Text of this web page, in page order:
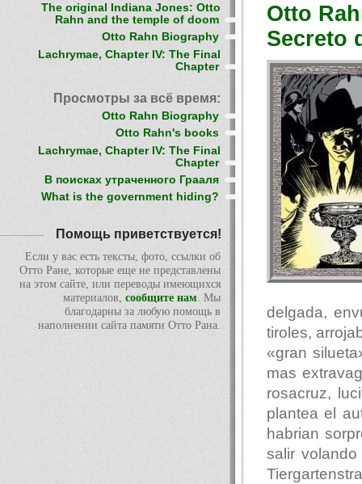
Otto
Secreto
delgada,
tiroles,
«gran
mas
rosacruz,
plantea el
habrian
salir
The original Indiana Jones: Otto
Rahn and the temple of doom
Otto Rahn Biography
Lachrymae, Chapter IV: The Final
Chapter
Просмотры за всё время:
Otto Rahn Biography
Otto Rahn's books
Lachrymae, Chapter IV: The Final
Chapter
В поисках утраченного Грааля
What is the government hiding?
Помощь приветствуется!
Если у вас есть тексты, фото, ссылки об
Отто Ране, которые еще не представлены
на этом сайте, или переводы имеющихся
материалов, сообщите нам. Мы
благодарны за любую помощь в
наполнении сайта памяти Отто Рана.